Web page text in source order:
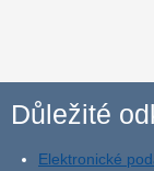
Důležité
Elektronické